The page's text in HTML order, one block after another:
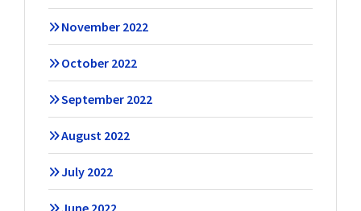
November 2022
October 2022
September 2022
August 2022
July 2022